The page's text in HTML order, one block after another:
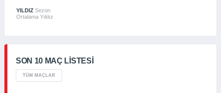
YILDIZ Sezon
Ortalama Yıldız
SON 10 MAÇ LISTESI
TÜM MAÇLAR